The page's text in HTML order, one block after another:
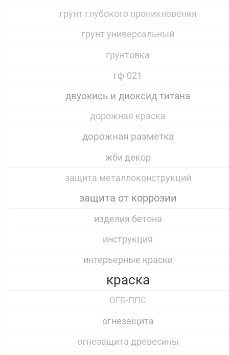
грунт глубокого проникновения
грунт универсальный
грунтовка
гф-021
двуокись и диоксид титана
дорожная краска
дорожная разметка
жби декор
защита металлоконструкций
защита от коррозии
изделия бетона
инструкция
интерьерные краски
краска
ОГБ-ППС
огнезащита
огнезащита древесины